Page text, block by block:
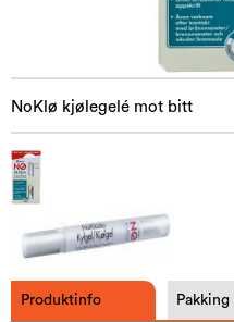
NoKlø kjølegelé mot bitt
Produktinfo Pakking